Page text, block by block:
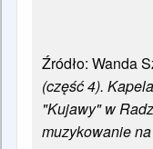
Źródło: Wanda
(część 4).
"Kujawy" w
muzykowanie